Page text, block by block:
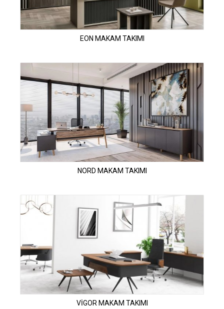
EON MAKAM TAKIMI
NORD MAKAM TAKIMI
VİGOR MAKAM TAKIMI